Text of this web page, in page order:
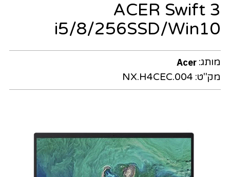
ACER Swift 3
i5/8/256SSD/Win10
מותג: Acer
מק"ט: NX.H4CEC.004